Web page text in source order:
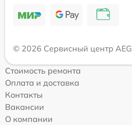
© 2026 Сервисный центр AEG
Стоимость ремонта
Оплата и доставка
Контакты
Вакансии
О компании